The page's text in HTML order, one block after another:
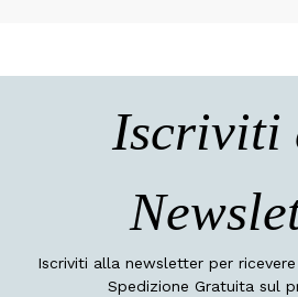
Iscriviti
Iscriviti alla newsletter per
Spedizione Gratuita sul